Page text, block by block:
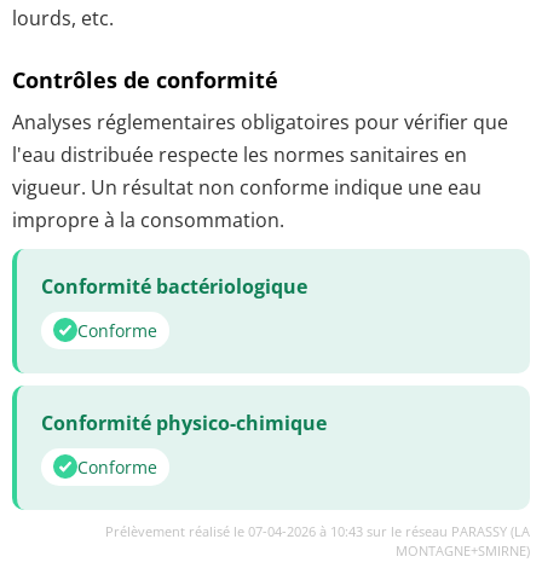
lourds, etc.
Contrôles de conformité
Analyses réglementaires obligatoires pour vérifier que
l'eau distribuée respecte les normes sanitaires en
vigueur. Un résultat non conforme indique une eau
impropre à la consommation.
Conformité bactériologique
Conforme
Conformité physico-chimique
Conforme
Prélèvement réalisé le 07-04-2026 à 10:43 sur le réseau PARASSY (LA
MONTAGNE+SMIRNE)